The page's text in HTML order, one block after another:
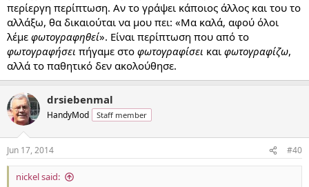
περίεργη περίπτωση. Αν το γράψει κάποιος άλλος και του το
αλλάξω, θα δικαιούται να μου πει: «Μα καλά, αφού όλοι
λέμε φωτογραφηθεί». Είναι περίπτωση που από το
φωτογραφήσει πήγαμε στο φωτογραφίσει και φωτογραφίζω,
αλλά το παθητικό δεν ακολούθησε.
drsiebenmal
HandyMod Staff member
Jun 17, 2014 #40
nickel said: